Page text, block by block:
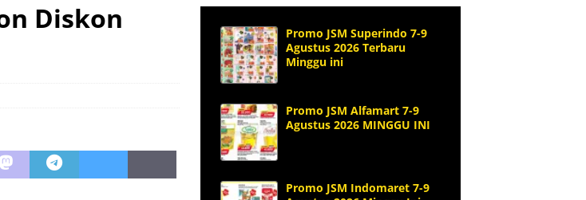
Diskon
Promo JSM Superindo 7-9
Agustus 2026 Terbaru
Minggu ini
Promo JSM Alfamart 7-9
Agustus 2026 MINGGU INI
Promo JSM Indomaret 7-9